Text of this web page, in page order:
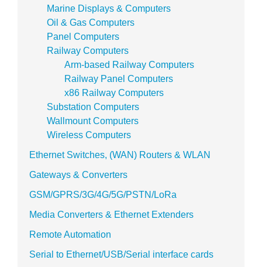
Marine Displays & Computers
Oil & Gas Computers
Panel Computers
Railway Computers
Arm-based Railway Computers
Railway Panel Computers
x86 Railway Computers
Substation Computers
Wallmount Computers
Wireless Computers
Ethernet Switches, (WAN) Routers & WLAN
Gateways & Converters
GSM/GPRS/3G/4G/5G/PSTN/LoRa
Media Converters & Ethernet Extenders
Remote Automation
Serial to Ethernet/USB/Serial interface cards